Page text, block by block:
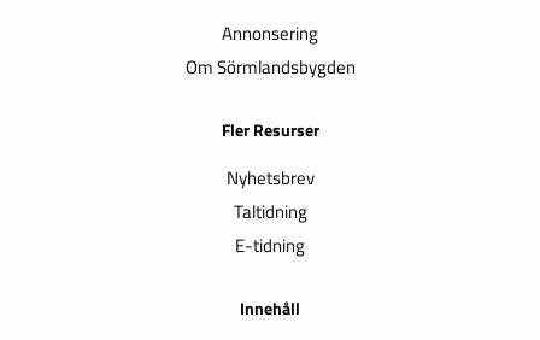
Annonsering
Om Sörmlandsbygden
Fler Resurser
Nyhetsbrev
Taltidning
E-tidning
Innehåll